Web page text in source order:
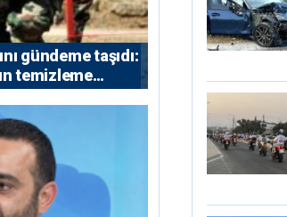
gündeme taşıdı:
temizleme